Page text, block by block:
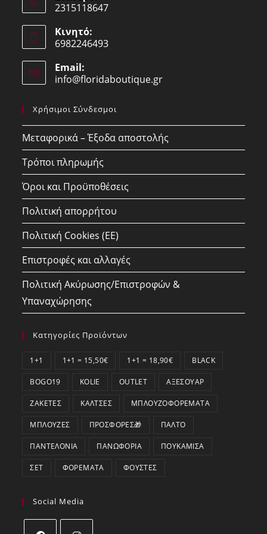
2315118647
in
your
application
Κινητό:
6982246493
in
your
Email:
info@floridaboutique.grOpens
Χρήσιμοι Σύνδεσμοι
Μεταφορικά – Έξοδα αποστολής
Τρόποι πληρωμής
Όροι και Προϋποθέσεις
Πολιτική απορρήτου
Πολιτική Cookies (ΕΕ)
Επιστροφές και αλλαγές
Πολιτική Ακύρωσης/Επιστροφών &
Υπαναχώρησης
Κατηγορίες Προϊόντων
1+1 1+1 = 15,50€ 1+1 = 18,90€ BLACK
BOGO19 KOLIE OUTLET ΑΞΕΣΟΥΆΡ
ΖΑΚΈΤΕΣ ΚΆΛΤΣΕΣ ΜΠΛΟΥΖΟΦΟΡΈΜΑΤΑ
ΜΠΛΟΎΖΕΣ ΠΡΟΣΦΟΡΕΣ🎁 ΠΑΛΤΌ
ΠΑΝΤΕΛΌΝΙΑ ΠΑΝΩΦΌΡΙΑ ΠΟΥΚΆΜΙΣΑ
ΣΕΤ ΦΟΡΈΜΑΤΑ ΦΟΎΣΤΕΣ
Social Media